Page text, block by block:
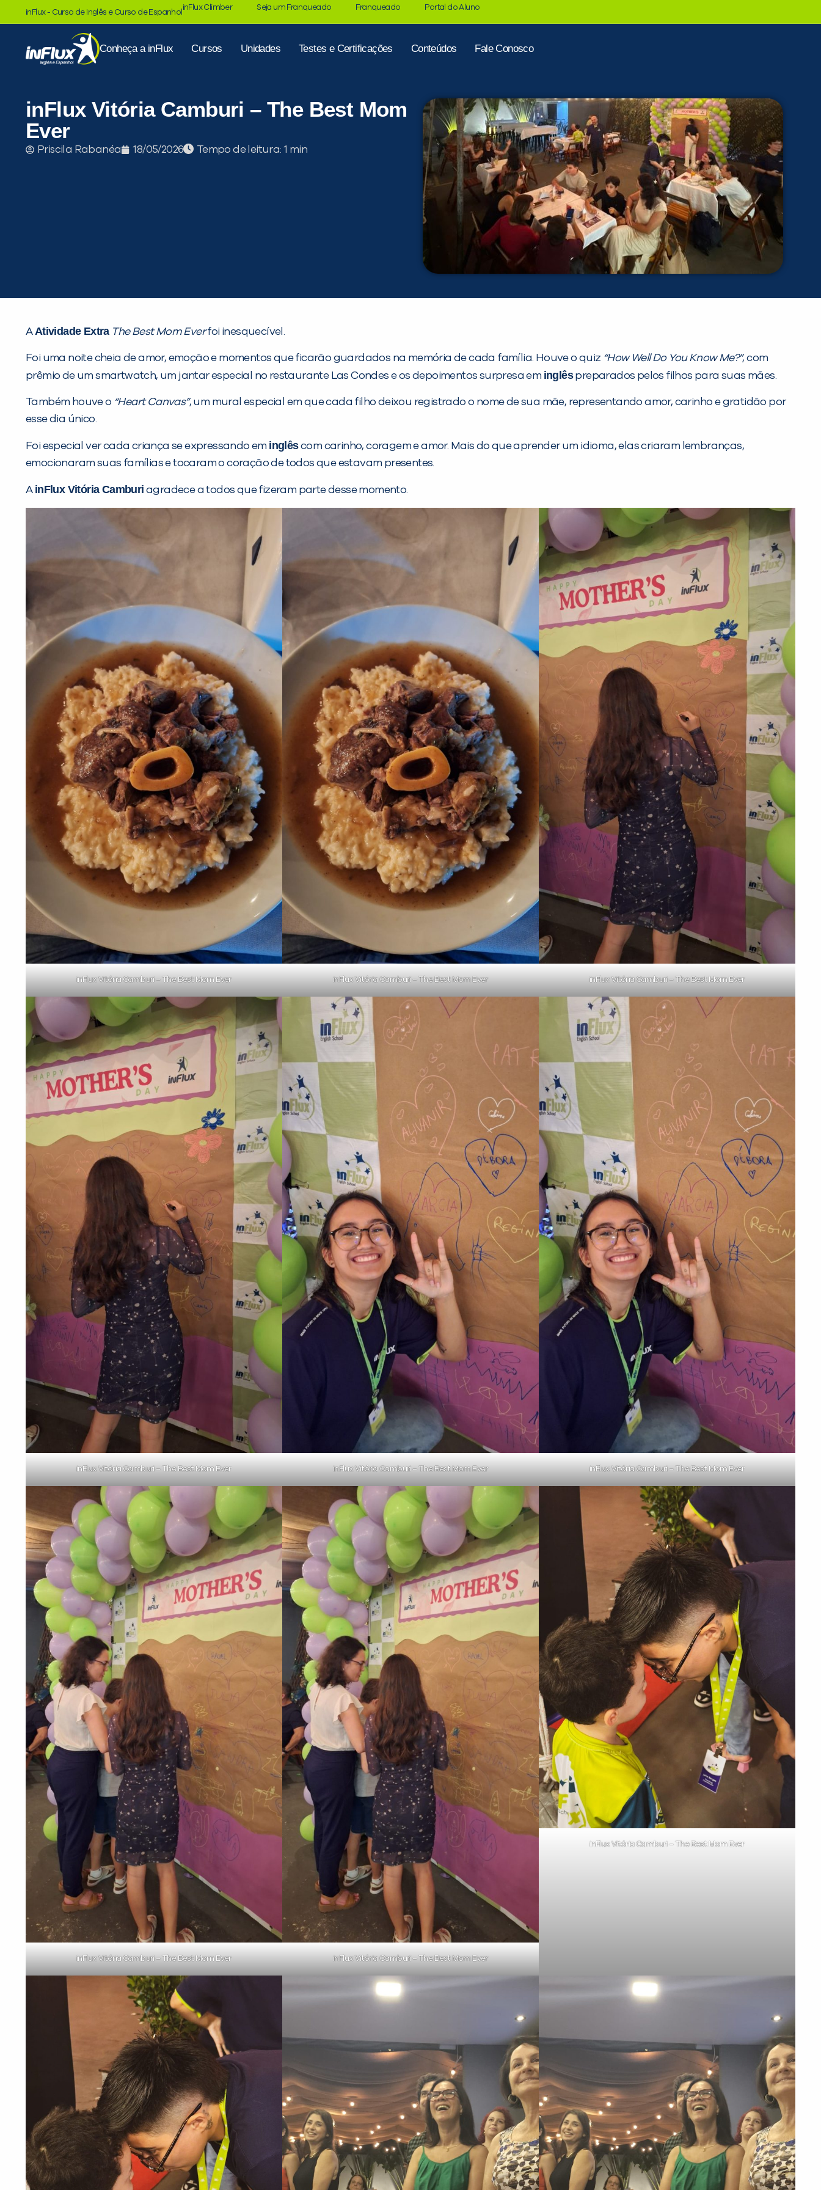
inFlux - Curso de Inglês e Curso de Espanhol
inFlux Climber Seja um Franqueado Franqueado Portal do Aluno
Conheça a inFlux Cursos Unidades Testes e Certificações Conteúdos Fale Conosco
inFlux Vitória Camburi – The Best Mom
Ever
Priscila Rabanéa 18/05/2026 Tempo de leitura:
A Atividade Extra The Best Mom Everfoi inesquecível.
Foi uma noite cheia de amor, emoção e momentos que ficarão guardados na memória de cada família. Houve o quiz “How Well Do You Know Me?”, com
prêmio de um smartwatch, um jantar especial no restaurante Las Condes e os depoimentos surpresa em inglêspreparados pelos filhos para suas mães.
Também houve o “Heart Canvas”, um mural especial em que cada filho deixou registrado o nome de sua mãe, representando amor, carinho e gratidão por
esse dia único.
Foi especial ver cada criança se expressando em inglêscom carinho, coragem e amor. Mais do que aprender um idioma, elas criaram lembranças,
emocionaram suas famílias e tocaram o coração de todos que estavam presentes.
A inFlux Vitória Camburi agradece a todos que fizeram parte desse momento.
inFlux Vitória Camburi – The Best Mom Ever inFlux Vitória Camburi – The Best Mom Ever inFlux Vitória Camburi – The Best Mom Ever
inFlux Vitória Camburi – The Best Mom Ever inFlux Vitória Camburi – The Best Mom Ever inFlux Vitória Camburi – The Best Mom Ever
inFlux Vitória Camburi – The Best Mom Ever inFlux Vitória Camburi – The Best Mom Ever
inFlux Vitória Camburi – The Best Mom Ever
PEÇA UMA DEMONSTRAÇÃO DE MÉTODO